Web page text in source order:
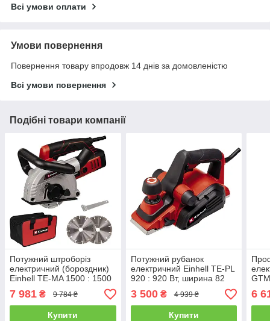
Всі умови оплати
Умови повернення
Повернення товару впродовж 14 днів за домовленістю
Всі умови повернення
Подібні товари компанії
Потужний штроборіз
електричний (бороздник)
Einhell TE-MA 1500 : 1500
Вт, диск 125 мм, 8500 об/
хв, плавний пуск
(4350735)
7 981 ₴ 9 784 ₴
Купити
Потужний рубанок
електричний Einhell TE-PL
920 : 920 Вт, ширина 82
мм, глибина 3,5 мм,
15000 об/хв, 3.25 кг
(4345325)
3 500₴ 4 939 ₴
Купити
6